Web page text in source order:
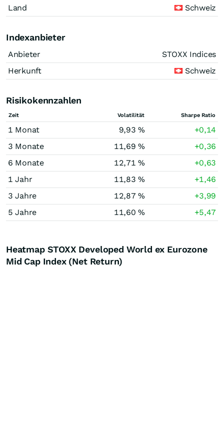
Land Schweiz
Indexanbieter
Anbieter
STOXX Indices
Herkunft
Schweiz
Risikokennzahlen
Zeit Volatilität Sharpe Ratio
1 Monat 9,93 %
+0,14
3 Monate
11,69 %
+0,36
6 Monate
12,71 %
+0,63
1 Jahr
11,83 %
+1,46
3 Jahre
12,87 %
+3,99
5 Jahre
11,60 % +5,47
Heatmap STOXX Developed World ex Eurozone
Mid Cap Index (Net Return)